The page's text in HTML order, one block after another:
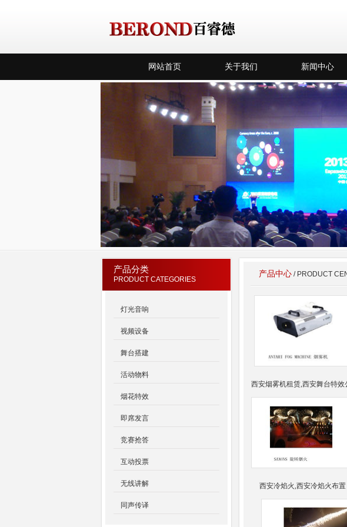
网站首页 关于我们 新闻中心
产品分类
PRODUCT CATEGORIES
灯光音响
视频设备
舞台搭建
活动物料
烟花特效
即席发言
竞赛抢答
互动投票
无线讲解
同声传译
产品中心 / PRODUCT
西安烟雾机租赁,西安舞台特效
西安冷焰火,西安冷焰火布置